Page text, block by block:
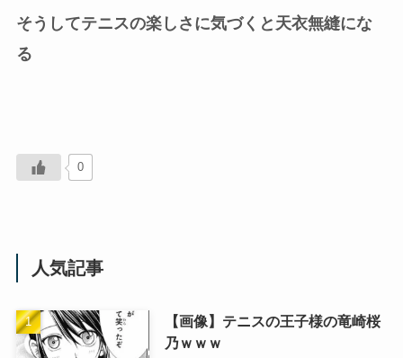
そうしてテニスの楽しさに気づくと天衣無縫にな
る
0
人気記事
【画像】テニスの王子様の竜崎桜
乃ｗｗｗ